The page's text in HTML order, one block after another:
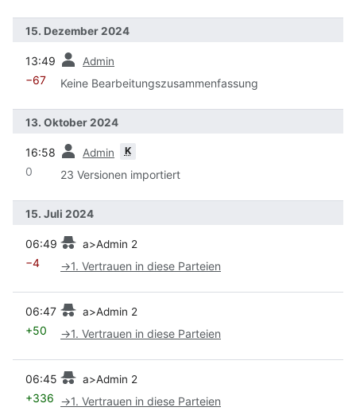
15. Dezember 2024
13:49 Admin
−67 Keine Bearbeitungszusammenfassung
13. Oktober 2024
16:58 Admin K
0 23 Versionen importiert
15. Juli 2024
06:49 a>Admin 2
−4 →1. Vertrauen in diese Parteien
06:47 a>Admin 2
+50 →1. Vertrauen in diese Parteien
06:45 a>Admin 2
+336 →1. Vertrauen in diese Parteien